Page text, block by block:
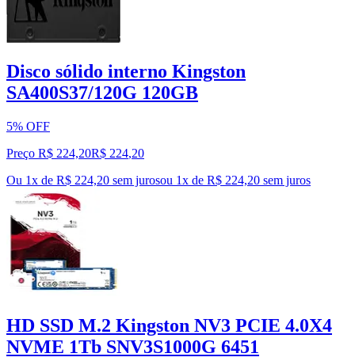
Disco sólido interno Kingston
SA400S37/120G 120GB
5% OFF
Preço R$ 224,20R$ 224,20
Ou 1x de R$ 224,20 sem jurosou 1x de R$ 224,20 sem juros
HD SSD M.2 Kingston NV3 PCIE 4.0X4
NVME 1Tb SNV3S1000G 6451